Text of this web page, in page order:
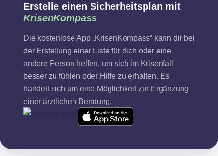
Erstelle einen Sicherheitsplan mit
KrisenKompass
Die kostenlose App „KrisenKompass“ kann dir bei
der Erstellung einer Liste für dich oder eine
andere Person helfen, um sich im Krisenfall
besser zu fühlen oder Hilfe zu erhalten. Es
handelt sich um eine Möglichkeit zur Ergänzung
einer ärztlichen Beratung.